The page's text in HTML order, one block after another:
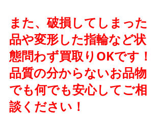
また、破損してしまった
品や変形した指輪など状
態問わず買取りOKです！
品質の分からないお品物
でも何でも安心してご相
談ください！